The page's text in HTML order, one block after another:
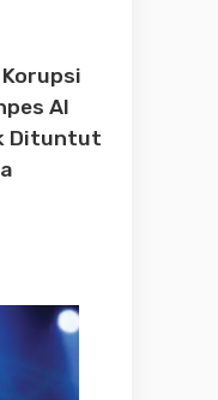
Al
Dituntut